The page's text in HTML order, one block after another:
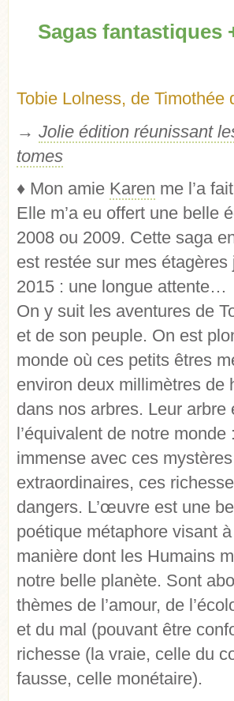
Sagas fantastiques
Tobie Lolness, de Timothée
→ Jolie édition réunissant
tomes
♦ Mon amie Karen me l’a
Elle m’a eu offert une belle
2008 ou 2009. Cette saga
est restée sur mes étagères
2015 : une longue attente…
On y suit les aventures de
et de son peuple. On est
monde où ces petits êtres
environ deux millimètres de
dans nos arbres. Leur arbre
l’équivalent de notre monde
immense avec ces mystères
extraordinaires, ces
dangers. L’œuvre est une
poétique métaphore visant
manière dont les Humains
notre belle planète. Sont
thèmes de l’amour, de
et du mal (pouvant être
richesse (la vraie, celle du
fausse, celle monétaire).